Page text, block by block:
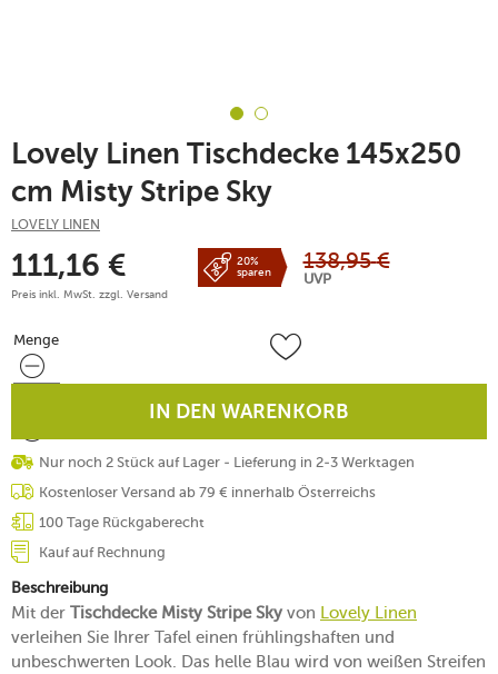
Lovely Linen Tischdecke 145x250
cm Misty Stripe Sky
LOVELY LINEN
111,16 €
Preis inkl. MwSt. zzgl. Versand
20%
sparen
138,95 €
UVP
Menge
Menge
IN DEN WARENKORB
Nur noch 2 Stück auf Lager - Lieferung in 2-3 Werktagen
Kostenloser Versand ab 79 € innerhalb Österreichs
100 Tage Rückgaberecht
Kauf auf Rechnung
Beschreibung
Mit der Tischdecke Misty Stripe Sky von Lovely Linen
verleihen Sie Ihrer Tafel einen frühlingshaften und
unbeschwerten Look. Das helle Blau wird von weißen Streifen